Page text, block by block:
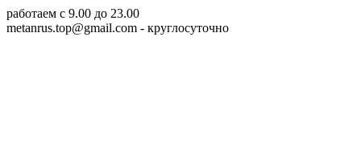
работаем c 9.00 до 23.00
metanrus.top@gmail.com - круглосуточно